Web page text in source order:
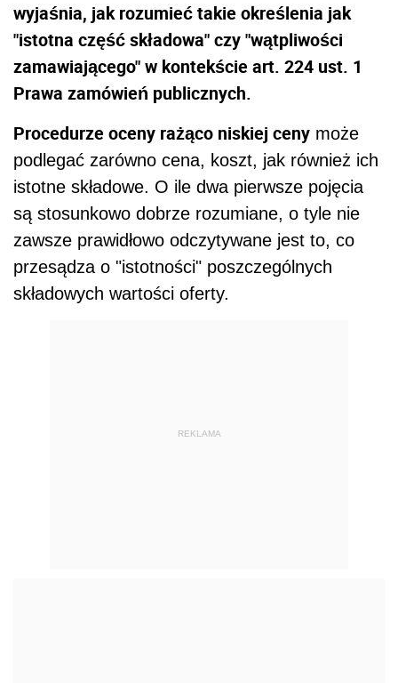
wyjaśnia, jak rozumieć takie określenia jak
"istotna część składowa" czy "wątpliwości
zamawiającego" w kontekście art. 224 ust. 1
Prawa zamówień publicznych.
Procedurze oceny rażąco niskiej ceny może
podlegać zarówno cena, koszt, jak również ich
istotne składowe. O ile dwa pierwsze pojęcia
są stosunkowo dobrze rozumiane, o tyle nie
zawsze prawidłowo odczytywane jest to, co
przesądza o "istotności" poszczególnych
składowych wartości oferty.
REKLAMA